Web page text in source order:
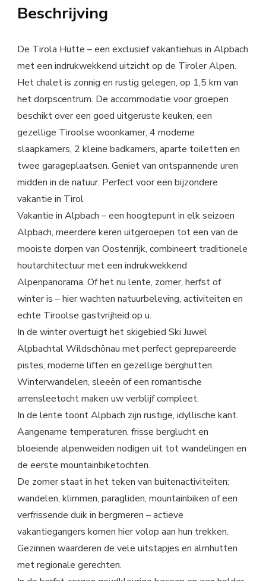
Beschrijving
De Tirola Hütte – een exclusief vakantiehuis in Alpbach
met een indrukwekkend uitzicht op de Tiroler Alpen.
Het chalet is zonnig en rustig gelegen, op 1,5 km van
het dorpscentrum. De accommodatie voor groepen
beschikt over een goed uitgeruste keuken, een
gezellige Tiroolse woonkamer, 4 moderne
slaapkamers, 2 kleine badkamers, aparte toiletten en
twee garageplaatsen. Geniet van ontspannende uren
midden in de natuur. Perfect voor een bijzondere
vakantie in Tirol
Vakantie in Alpbach – een hoogtepunt in elk seizoen
Alpbach, meerdere keren uitgeroepen tot een van de
mooiste dorpen van Oostenrijk, combineert traditionele
houtarchitectuur met een indrukwekkend
Alpenpanorama. Of het nu lente, zomer, herfst of
winter is – hier wachten natuurbeleving, activiteiten en
echte Tiroolse gastvrijheid op u.
In de winter overtuigt het skigebied Ski Juwel
Alpbachtal Wildschönau met perfect geprepareerde
pistes, moderne liften en gezellige berghutten.
Winterwandelen, sleeën of een romantische
arrensleetocht maken uw verblijf compleet.
In de lente toont Alpbach zijn rustige, idyllische kant.
Aangename temperaturen, frisse berglucht en
bloeiende alpenweiden nodigen uit tot wandelingen en
de eerste mountainbiketochten.
De zomer staat in het teken van buitenactiviteiten:
wandelen, klimmen, paragliden, mountainbiken of een
verfrissende duik in bergmeren – actieve
vakantiegangers komen hier volop aan hun trekken.
Gezinnen waarderen de vele uitstapjes en almhutten
met regionale gerechten.